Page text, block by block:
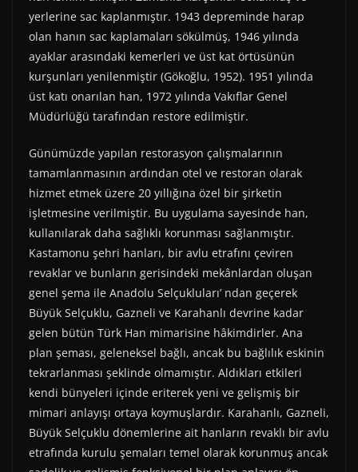
yerlerine sac kaplanmıştır. 1943 depreminde harap
olan hanın sac kaplamaları sökülmüş, 1946 yılında
ayaklar arasındaki kemerleri ve üst kat örtüsünün
kurşunları yenilenmiştir (Gökoğlu, 1952). 1951 yılında
üst katı onarılan han, 1972 yılında Vakıflar Genel
Müdürlüğü tarafından restore edilmiştir.
Günümüzde yapılan restorasyon çalışmalarının
tamamlanmasının ardından otel ve restoran olarak
hizmet etmek üzere 20 yıllığına özel bir şirketin
işletmesine verilmiştir. Bu uygulama sayesinde han,
kullanılarak daha sağlıklı korunması sağlanmıştır.
Kastamonu şehri hanları, bir avlu etrafını çeviren
revaklar ve bunların gerisindeki mekânlardan oluşan
genel şema ile Anadolu Selçukluları’ ndan geçerek
Büyük Selçuklu, Gazneli ve Karahanlı devrine kadar
gelen bütün Türk Han mimarisine hâkimdirler. Ana
plan şeması, geleneksel bağlı, ancak bu bağlılık eskinin
tekrarlanması şeklinde olmamıştır. Aldıkları etkileri
kendi bünyeleri içinde eriterek yeni ve gelişmiş bir
mimari anlayışı ortaya koymuşlardır. Karahanlı, Gazneli,
Büyük Selçuklu dönemlerine ait hanların revaklı bir avlu
etrafında kurulu şemaları temel olarak korunmuş ancak